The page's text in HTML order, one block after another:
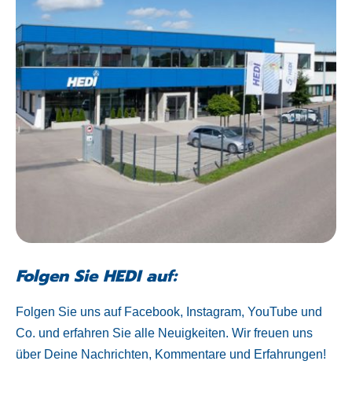
Folgen Sie HEDI auf:
Folgen Sie uns auf Facebook, Instagram, YouTube und
Co. und erfahren Sie alle Neuigkeiten. Wir freuen uns
über Deine Nachrichten, Kommentare und Erfahrungen!